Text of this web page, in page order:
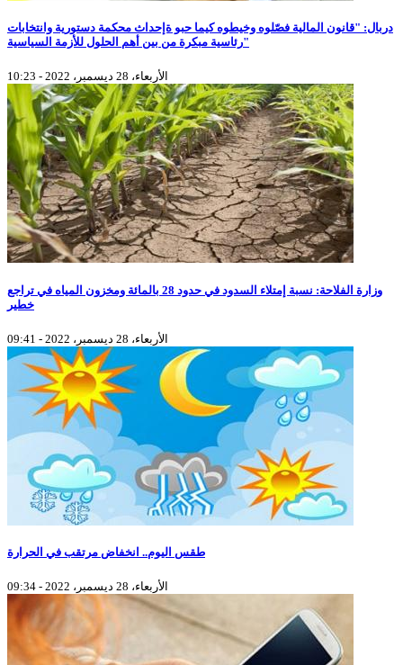
دربال: "قانون المالية فصّلوه وخيطوه كيما حبو ةإحداث محكمة دستورية وانتخابات
رئاسية مبكرة من بين أهم الحلول للأزمة السياسية"
الأربعاء، 28 ديسمبر، 2022 - 10:23
وزارة الفلاحة: نسبة إمتلاء السدود في حدود 28 بالمائة ومخزون المياه في تراجع
خطير
الأربعاء، 28 ديسمبر، 2022 - 09:41
طقس اليوم.. انخفاض مرتقب في الحرارة
الأربعاء، 28 ديسمبر، 2022 - 09:34